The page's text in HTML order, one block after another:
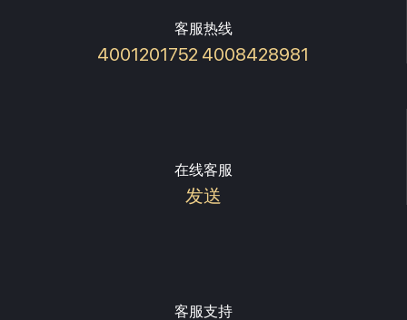
客服热线
4001201752 4008428981
在线客服
发送
客服支持